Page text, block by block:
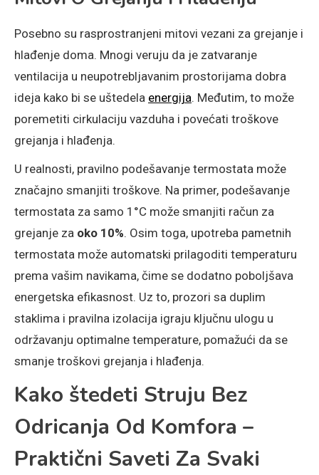
Posebno su rasprostranjeni mitovi vezani za grejanje i
hlađenje doma. Mnogi veruju da je zatvaranje
ventilacija u neupotrebljavanim prostorijama dobra
ideja kako bi se uštedela energija. Međutim, to može
poremetiti cirkulaciju vazduha i povećati troškove
grejanja i hlađenja.
U realnosti, pravilno podešavanje termostata može
značajno smanjiti troškove. Na primer, podešavanje
termostata za samo 1°C može smanjiti račun za
grejanje za oko 10%. Osim toga, upotreba pametnih
termostata može automatski prilagoditi temperaturu
prema vašim navikama, čime se dodatno poboljšava
energetska efikasnost. Uz to, prozori sa duplim
staklima i pravilna izolacija igraju ključnu ulogu u
održavanju optimalne temperature, pomažući da se
smanje troškovi grejanja i hlađenja.
Kako štedeti Struju Bez
Odricanja Od Komfora –
Praktični Saveti Za Svaki